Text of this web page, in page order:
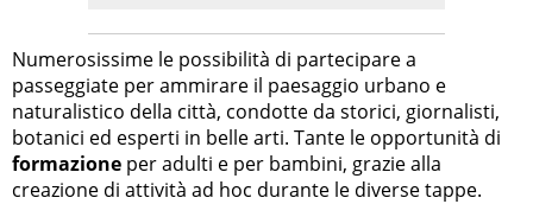
Numerosissime le possibilità di partecipare a
passeggiate per ammirare il paesaggio urbano e
naturalistico della città, condotte da storici, giornalisti,
botanici ed esperti in belle arti. Tante le opportunità di
formazione per adulti e per bambini, grazie alla
creazione di attività ad hoc durante le diverse tappe.